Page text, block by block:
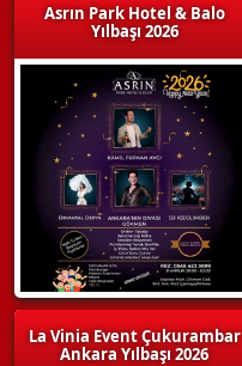
Asrın Park Hotel & Balo
Yılbaşı 2026
La Vinia Event Çukurambar
Ankara Yılbaşı 2026